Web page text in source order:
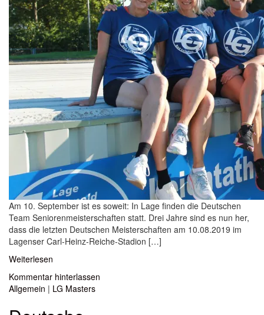
Am 10. September ist es soweit: In Lage finden die Deutschen
Team Seniorenmeisterschaften statt. Drei Jahre sind es nun her,
dass die letzten Deutschen Meisterschaften am 10.08.2019 im
Lagenser Carl-Heinz-Reiche-Stadion […]
Weiterlesen
Kommentar hinterlassen
Allgemein | LG Masters